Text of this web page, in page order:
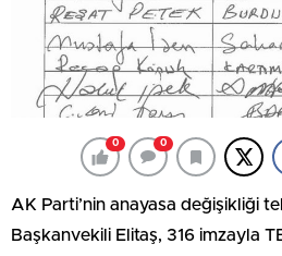
0 0
AK Parti’nin anayasa değişikliği
Başkanvekili Elitaş, 316 imzayla